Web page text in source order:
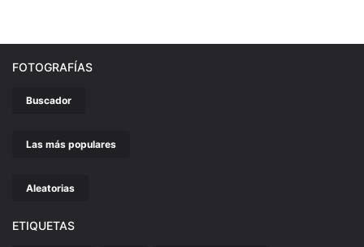
FOTOGRAFÍAS
Buscador
Las más populares
Aleatorias
ETIQUETAS